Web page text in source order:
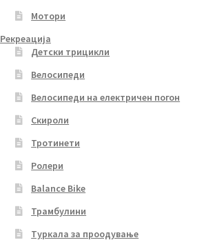
Мотори
Рекреација
Детски трицикли
Велосипеди
Велосипеди на електричен погон
Скироли
Тротинети
Ролери
Balance Bike
Трамбулини
Туркала за проодување